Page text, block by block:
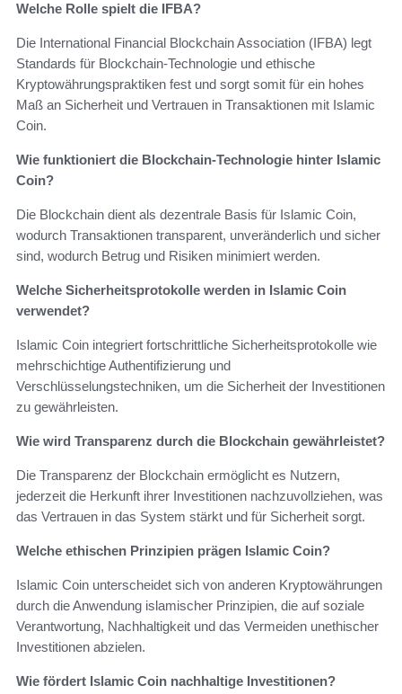
Welche Rolle spielt die IFBA?
Die International Financial Blockchain Association (IFBA) legt
Standards für Blockchain-Technologie und ethische
Kryptowährungspraktiken fest und sorgt somit für ein hohes
Maß an Sicherheit und Vertrauen in Transaktionen mit Islamic
Coin.
Wie funktioniert die Blockchain-Technologie hinter Islamic
Coin?
Die Blockchain dient als dezentrale Basis für Islamic Coin,
wodurch Transaktionen transparent, unveränderlich und sicher
sind, wodurch Betrug und Risiken minimiert werden.
Welche Sicherheitsprotokolle werden in Islamic Coin
verwendet?
Islamic Coin integriert fortschrittliche Sicherheitsprotokolle wie
mehrschichtige Authentifizierung und
Verschlüsselungstechniken, um die Sicherheit der Investitionen
zu gewährleisten.
Wie wird Transparenz durch die Blockchain gewährleistet?
Die Transparenz der Blockchain ermöglicht es Nutzern,
jederzeit die Herkunft ihrer Investitionen nachzuvollziehen, was
das Vertrauen in das System stärkt und für Sicherheit sorgt.
Welche ethischen Prinzipien prägen Islamic Coin?
Islamic Coin unterscheidet sich von anderen Kryptowährungen
durch die Anwendung islamischer Prinzipien, die auf soziale
Verantwortung, Nachhaltigkeit und das Vermeiden unethischer
Investitionen abzielen.
Wie fördert Islamic Coin nachhaltige Investitionen?